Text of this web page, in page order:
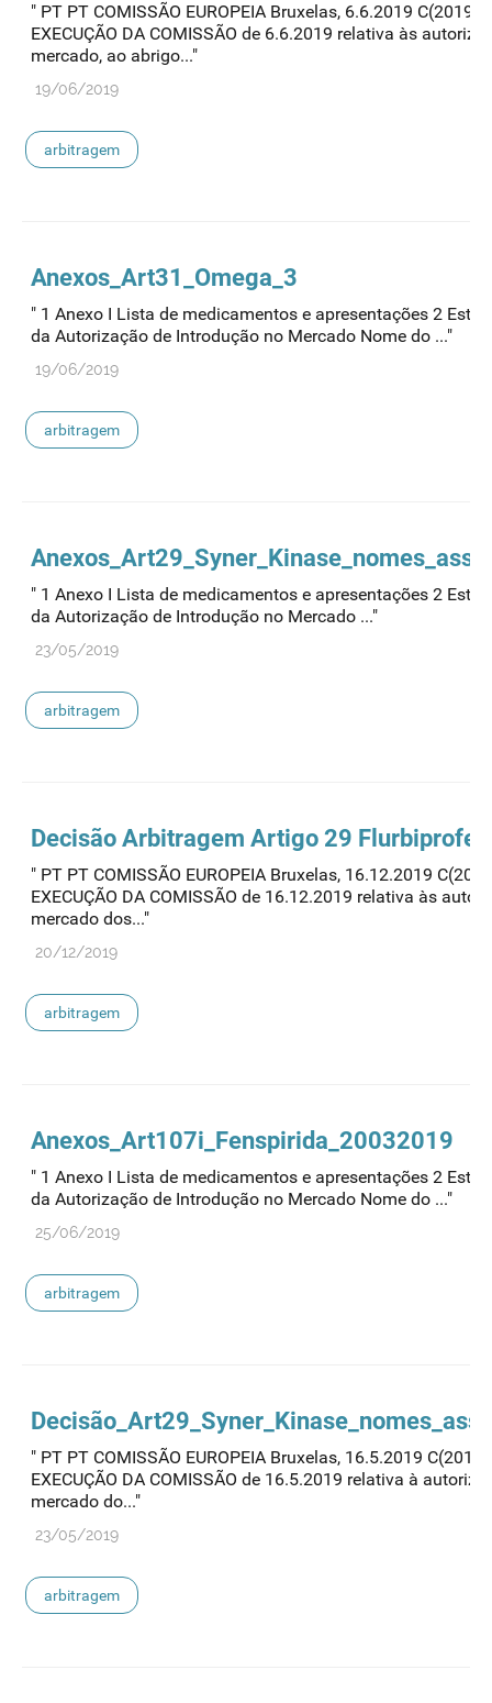
" PT PT COMISSÃO EUROPEIA Bruxelas, 6.6.2019 C(2019)
EXECUÇÃO DA COMISSÃO de 6.6.2019 relativa às
mercado, ao abrigo..."
19/06/2019
arbitragem
Anexos_Art31_Omega_3
" 1 Anexo I Lista de medicamentos e apresentações 2
da Autorização de Introdução no Mercado Nome do ..."
19/06/2019
arbitragem
" 1 Anexo I Lista de medicamentos e apresentações 2
da Autorização de Introdução no Mercado ..."
23/05/2019
arbitragem
Decisão Arbitragem Artigo 29
" PT PT COMISSÃO EUROPEIA Bruxelas, 16.12.2019
EXECUÇÃO DA COMISSÃO de 16.12.2019 relativa às
mercado dos..."
20/12/2019
arbitragem
Anexos_Art107i_Fenspirida_20032019
" 1 Anexo I Lista de medicamentos e apresentações 2
da Autorização de Introdução no Mercado Nome do ..."
25/06/2019
arbitragem
" PT PT COMISSÃO EUROPEIA Bruxelas, 16.5.2019
EXECUÇÃO DA COMISSÃO de 16.5.2019 relativa à
mercado do..."
23/05/2019
arbitragem